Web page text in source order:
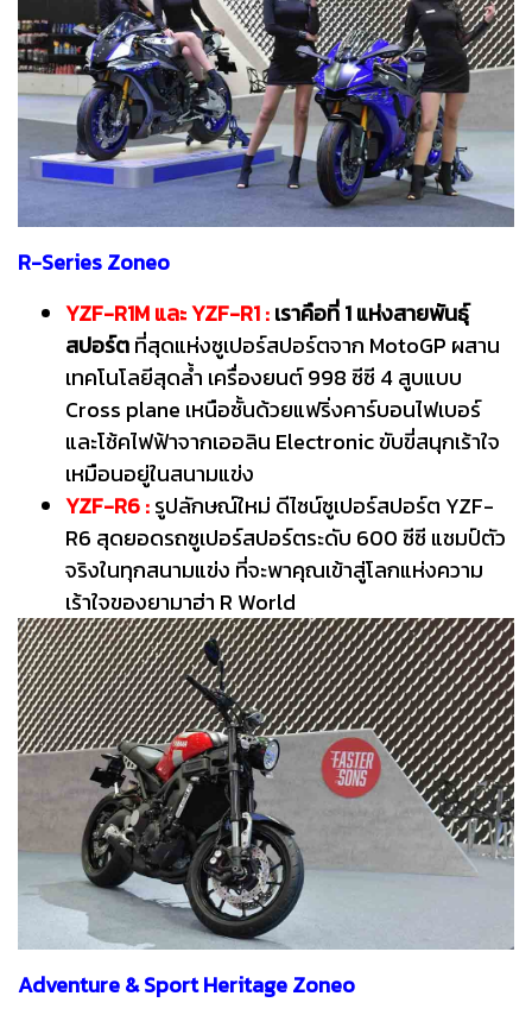
R-Series Zoneo
YZF-R1M และ YZF-R1 :เราคือที่ 1 แห่งสายพันธุ์
สปอร์ตที่สุดแห่งซูเปอร์สปอร์ตจาก MotoGP ผสาน
เทคโนโลยีสุดล้ำ เครื่องยนต์ 998 ซีซี 4 สูบแบบ
Cross plane เหนือชั้นด้วยแฟริ่งคาร์บอนไฟเบอร์
และโช้คไฟฟ้าจากเออลิน Electronic ขับขี่สนุกเร้าใจ
เหมือนอยู่ในสนามแข่ง
YZF-R6 :รูปลักษณ์ใหม่ ดีไซน์ซูเปอร์สปอร์ต YZF-
R6 สุดยอดรถซูเปอร์สปอร์ตระดับ 600 ซีซี แชมป์ตัว
จริงในทุกสนามแข่ง ที่จะพาคุณเข้าสู่โลกแห่งความ
เร้าใจของยามาฮ่า R World
Adventure & Sport Heritage Zoneo